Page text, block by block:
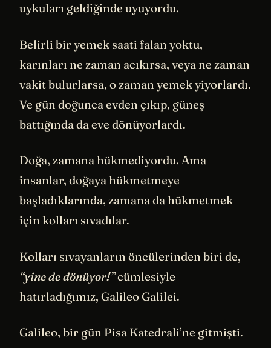
uykuları geldiğinde uyuyordu.
Belirli bir yemek saati falan yoktu,
karınları ne zaman acıkırsa, veya ne zaman
vakit bulurlarsa, o zaman yemek yiyorlardı.
Ve gün doğunca evden çıkıp, güneş
battığında da eve dönüyorlardı.
Doğa, zamana hükmediyordu. Ama
insanlar, doğaya hükmetmeye
başladıklarında, zamana da hükmetmek
için kolları sıvadılar.
Kolları sıvayanların öncülerinden biri de,
“yine de dönüyor!”cümlesiyle
hatırladığımız, GalileoGalilei.
Galileo, bir gün Pisa Katedrali’ne gitmişti.